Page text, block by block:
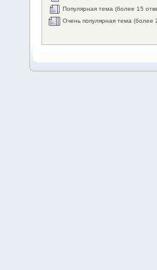
Популярная тема (более 15
Очень популярная тема (более